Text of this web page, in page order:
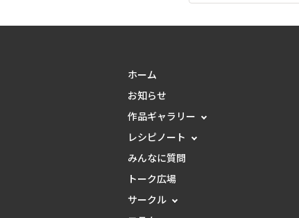
ホーム
お知らせ
作品ギャラリー
レシピノート
みんなに質問
トーク広場
サークル